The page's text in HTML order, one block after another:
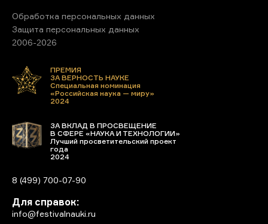
Обработка персональных данных
Защита персональных данных
2006-2026
ПРЕМИЯ
ЗА ВЕРНОСТЬ НАУКЕ
Специальная номинация
«Российская наука — миру»
2024
ЗА ВКЛАД В ПРОСВЕЩЕНИЕ
В СФЕРЕ «НАУКА И ТЕХНОЛОГИИ»
Лучший просветительский проект
года
2024
8 (499) 700-07-90
Для справок:
info@festivalnauki.ru